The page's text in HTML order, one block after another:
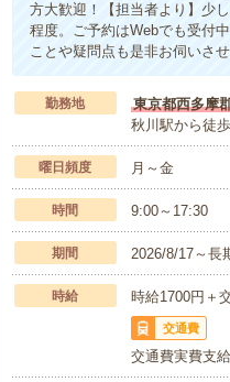
方大歓迎！【担当者より】少
程度。ご予約はWebでも受付
ことや疑問点も是非お伺いさ
勤務地
東京都西多摩
秋川駅から徒
曜日頻度 月～金
時間 9:00～17:30
期間 2026/8/17～
時給 時給1700円＋
交通費
交通費実費支